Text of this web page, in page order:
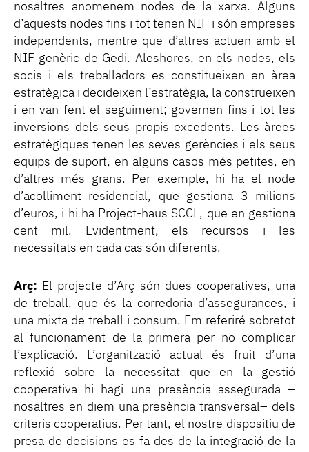
nosaltres anomenem nodes de la xarxa. Alguns
d’aquests nodes fins i tot tenen NIF i són empreses
independents, mentre que d’altres actuen amb el
NIF genèric de Gedi. Aleshores, en els nodes, els
socis i els treballadors es constitueixen en àrea
estratègica i decideixen l’estratègia, la construeixen
i en van fent el seguiment; governen fins i tot les
inversions dels seus propis excedents. Les àrees
estratègiques tenen les seves gerències i els seus
equips de suport, en alguns casos més petites, en
d’altres més grans. Per exemple, hi ha el node
d’acolliment residencial, que gestiona 3 milions
d’euros, i hi ha Project-haus SCCL, que en gestiona
cent mil. Evidentment, els recursos i les
necessitats en cada cas són diferents.
Arç: El projecte d’Arç són dues cooperatives, una
de treball, que és la corredoria d’assegurances, i
una mixta de treball i consum. Em referiré sobretot
al funcionament de la primera per no complicar
l’explicació. L’organització actual és fruit d’una
reflexió sobre la necessitat que en la gestió
cooperativa hi hagi una presència assegurada –
nosaltres en diem una presència transversal– dels
criteris cooperatius. Per tant, el nostre dispositiu de
presa de decisions es fa des de la integració de la